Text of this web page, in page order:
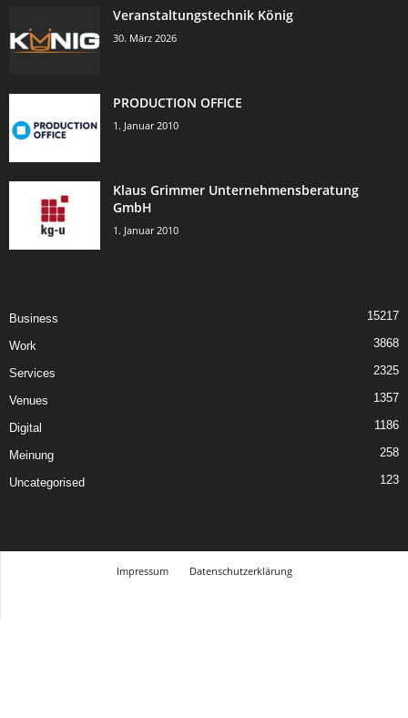
Veranstaltungstechnik König
30. März 2026
PRODUCTION OFFICE
1. Januar 2010
Klaus Grimmer Unternehmensberatung
GmbH
1. Januar 2010
Business 15217
Work 3868
Services 2325
Venues 1357
Digital 1186
Meinung 258
Uncategorised 123
Impressum
Datenschutzerklärung